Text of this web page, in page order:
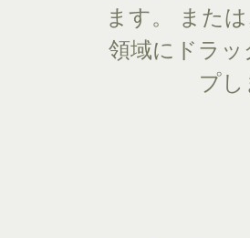
ます。 また
領域にドラ
プし